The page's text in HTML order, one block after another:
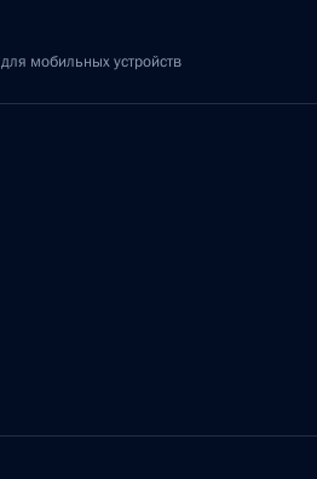
мобильных устройств